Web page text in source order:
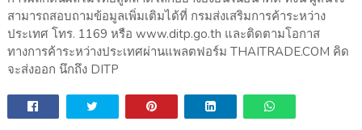
สามารถสอบถามข้อมูลเพิ่มเติมได้ที่ กรมส่งเสริมการค้าระหว่าง
ประเทศ โทร. 1169 หรือ www.ditp.go.th และติดตามโอกาส
ทางการค้าระหว่างประเทศผ่านแพลตฟอร์ม THAITRADE.COM คิด
จะส่งออก นึกถึง DITP